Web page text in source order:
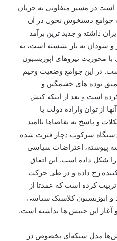
در مسیر متفاوتی به جریان
جوامع دستخوش تحول در آن
داشته و جدید ترین برآمد
و سودان به بار نشسته است، به
محوریت نیروهای اپوزیسیون
در این جوامع وضعیت وخیم
توده های خشمگین و
است و بعد از اینکه کنش
از توان واراده دولت یا
و پاسخ به تقاضاها ناامید
سرکوب دچار فترت شده
اعتراضات سیاسی
شکل داده است. این اتفاق
رخ داده و در طی حرکت
کرده است که عمدتا از
و اپوزیسیون کلاسیک سیاسی
این جنبش ها نداشته است.
مدل شبکه‌ای بخصوص در